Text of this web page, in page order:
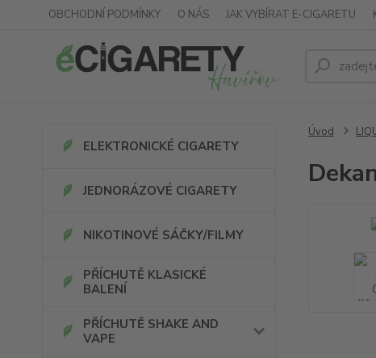
OBCHODNÍ PODMÍNKY O NÁS JAK VYBÍRAT E-CIGARETU
ELEKTRONICKÉ CIGARETY
JEDNORÁZOVÉ CIGARETY
NIKOTINOVÉ SÁČKY/FILMY
PŘÍCHUTĚ KLASICKÉ
BALENÍ
PŘÍCHUTĚ SHAKE AND
VAPE
Úvod